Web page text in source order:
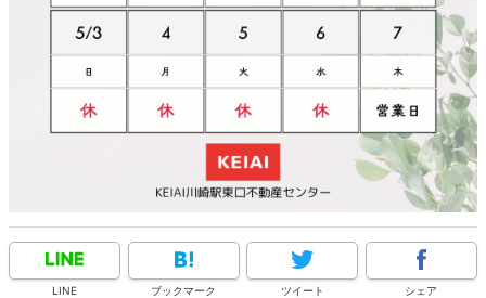
LINE ブックマーク ツイート シェア